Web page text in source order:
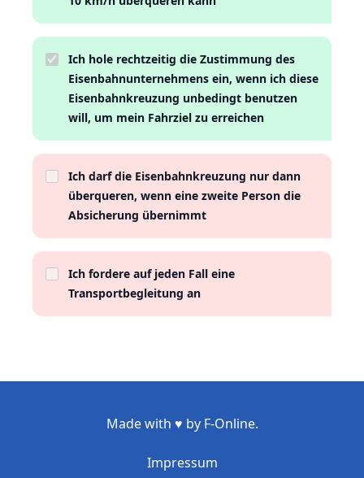
Ich hole rechtzeitig die Zustimmung des
Eisenbahnunternehmens ein, wenn ich diese
Eisenbahnkreuzung unbedingt benutzen
will, um mein Fahrziel zu erreichen
Ich darf die Eisenbahnkreuzung nur dann
überqueren, wenn eine zweite Person die
Absicherung übernimmt
Ich fordere auf jeden Fall eine
Transportbegleitung an
Made with ♥ by F-Online.
Impressum